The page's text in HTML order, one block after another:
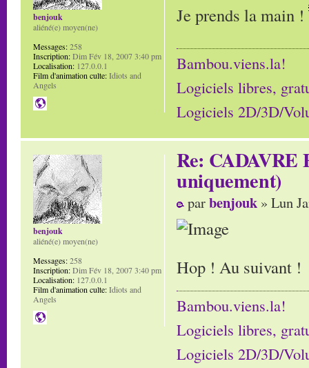
Je prends la main !
Bambou.viens.la!
Logiciels libres,
Logiciels 2D/3D/
benjouk
aliéné(e) moyen(ne)
Messages:258
Inscription:Dim Fév 18, 2007 3:40 pm
Localisation: 127.0.0.1
Film d'animation culte:Idiots and
Angels
Re:
uniquement)
parbenjouk » Lun
Hop ! Au suivant !
Bambou.viens.la!
Logiciels libres,
Logiciels 2D/3D/
benjouk
aliéné(e) moyen(ne)
Messages:258
Inscription:Dim Fév 18, 2007 3:40 pm
Localisation: 127.0.0.1
Film d'animation culte:Idiots and
Angels